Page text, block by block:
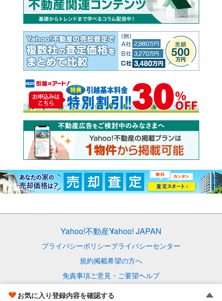
お気に入り登録内容を確認する
Yahoo!不動産Yahoo! JAPAN
プライバシーポリシープライバシーセンター
規約掲載希望の方へ
免責事項ご意見・ご要望ヘルプ
© LY Corporation